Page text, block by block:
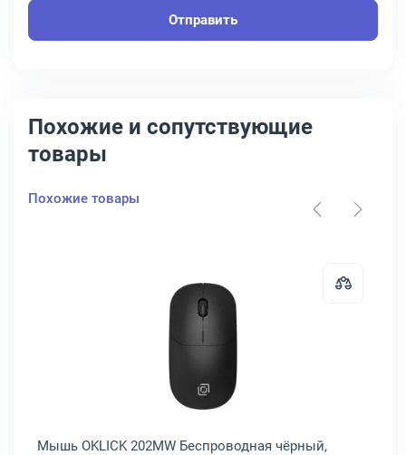
Отправить
Похожие и сопутствующие
товары
Похожие товары
Мышь OKLICK 202MW Беспроводная чёрный,